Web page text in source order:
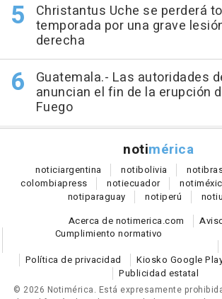
Christantus Uche se perderá
temporada por una grave
derecha
Guatemala.- Las autoridades
anuncian el fin de la erupción
Fuego
notimérica
noticiargentina notibolivia noti
colombiapress notiecuador noti
notiparaguay notiperú noti
Acerca de notimerica.com
Cumplimiento normativo
Política de privacidad
Kiosko Google
Publicidad estatal
© 2026 Notimérica. Está expresamente